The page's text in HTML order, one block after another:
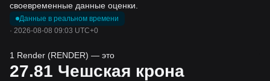
своевременные данные оценки.
Данные в реальном времени
· 2026-08-08 09:03 UTC+0
1 Render (RENDER) — это
27.81 Чешская крона